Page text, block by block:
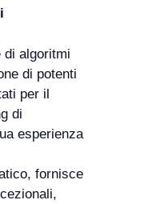
di algoritmi
di potenti
per il
di
esperienza
fornisce